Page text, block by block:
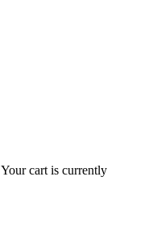
Your cart is currently